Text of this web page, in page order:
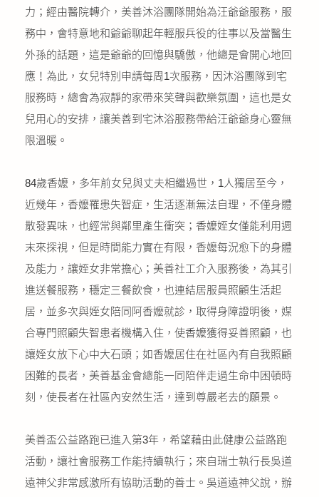
力；經由醫院轉介，美善沐浴團隊開始為汪爺爺服務，服
務中，會特意地和爺爺聊起年輕服兵役的往事以及當醫生
外孫的話題，這是爺爺的回憶與驕傲，他總是會開心地回
應！為此，女兒特別申請每周1次服務，因沐浴團隊到宅
服務時，總會為寂靜的家帶來笑聲與歡樂氛圍，這也是女
兒用心的安排，讓美善到宅沐浴服務帶給汪爺爺身心靈無
限溫暖。
84歲香嬤，多年前女兒與丈夫相繼過世，1人獨居至今，
近幾年，香嬤罹患失智症，生活逐漸無法自理，不僅身體
散發異味，也經常與鄰里產生衝突；香嬤姪女僅能利用週
末來探視，但是時間能力實在有限，香嬤每況愈下的身體
及能力，讓姪女非常擔心；美善社工介入服務後，為其引
進送餐服務，穩定三餐飲食，也連結居服員照顧生活起
居，並多次與姪女陪同阿香嬤就診，取得身障證明後，媒
合專門照顧失智患者機構入住，使香嬤獲得妥善照顧，也
讓姪女放下心中大石頭；如香嬤居住在社區內有自我照顧
困難的長者，美善基金會總能一同陪伴走過生命中困頓時
刻，使長者在社區內安然生活，達到尊嚴老去的願景。
美善盃公益路跑已進入第3年，希望藉由此健康公益路跑
活動，讓社會服務工作能持續執行；來自瑞士執行長吳道
遠神父非常感激所有協助活動的善士。吳道遠神父說，辦